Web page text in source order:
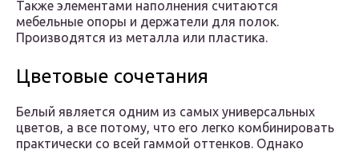
Также элементами наполнения считаются
мебельные опоры и держатели для полок.
Производятся из металла или пластика.
Цветовые сочетания
Белый является одним из самых универсальных
цветов, а все потому, что его легко комбинировать
практически со всей гаммой оттенков. Однако